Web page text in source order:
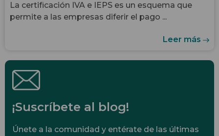
La certificación IVA e IEPS es un esquema que
permite a las empresas diferir el pago ...
Leer más
¡Suscríbete al blog!
Únete a la comunidad y entérate de las últimas